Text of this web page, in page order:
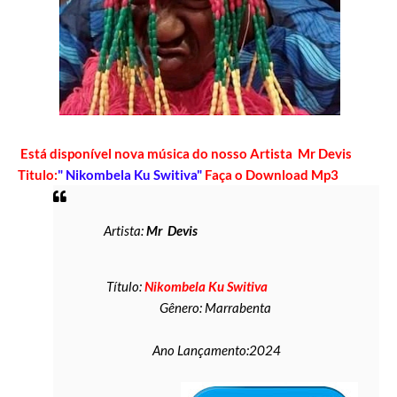
Está disponível nova música do nosso Artista Mr Devis
Titulo:" Nikombela Ku Switiva" Faça o Download Mp3
Artista:Mr Devis
Título:Nikombela Ku Switiva
Gênero: Marrabenta
Ano Lançamento:2024